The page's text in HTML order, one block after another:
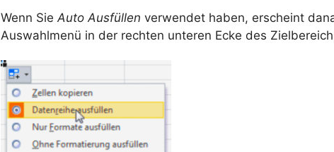
Wenn SieAuto Ausfüllen verwendet haben, erscheint
Auswahlmenü in der rechten unteren Ecke des